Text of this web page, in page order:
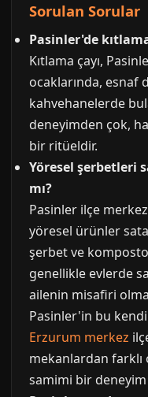
Sorulan Sorular
Pasinler'de
Kıtlama çayı,
ocaklarında, esnaf
kahvehanelerde
deneyimden çok,
bir ritüeldir.
Yöresel şerbetleri
mı?
Pasinler ilçe
yöresel ürünler
şerbet ve
genellikle evlerde
ailenin misafiri
Pasinler'in bu
Erzurum merkez
mekanlardan
samimi bir deneyim